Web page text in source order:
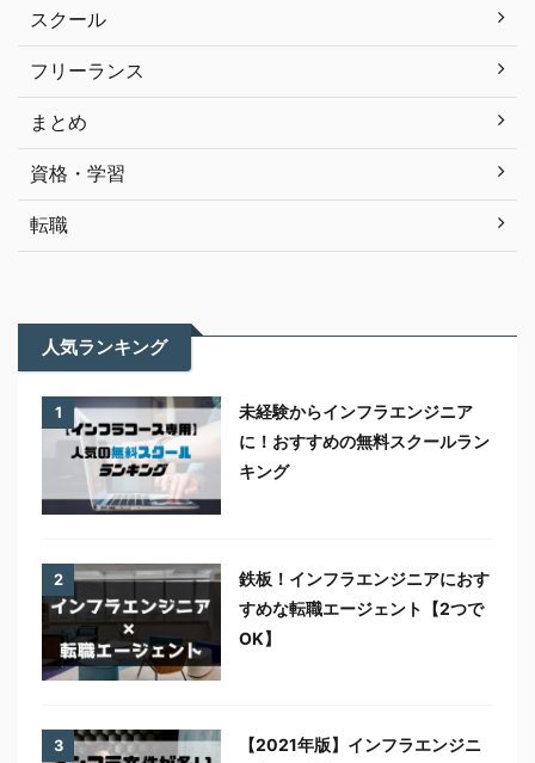
スクール
フリーランス
まとめ
資格・学習
転職
人気ランキング
1
未経験からインフラエンジニア
に！おすすめの無料スクールラン
キング
2
鉄板！インフラエンジニアにおす
すめな転職エージェント【2つで
OK】
3
【2021年版】インフラエンジニ